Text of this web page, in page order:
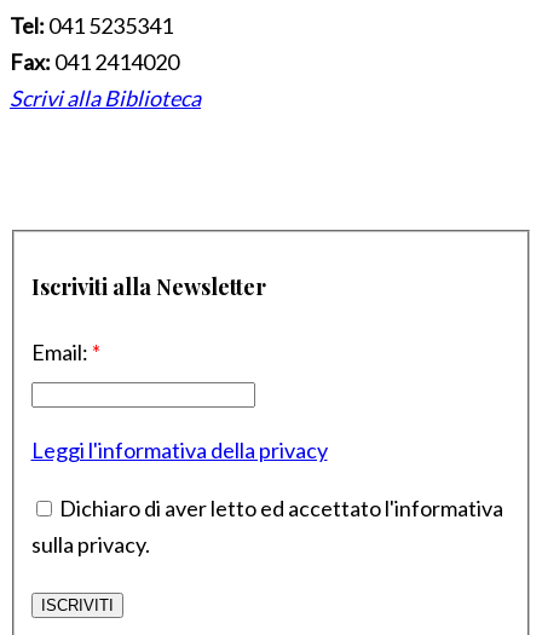
Tel: 041 5235341
Fax: 041 2414020
Scrivi alla Biblioteca
Iscriviti alla Newsletter
Email: *
Leggi l'informativa della privacy
Dichiaro di aver letto ed accettato l'informativa
sulla privacy.